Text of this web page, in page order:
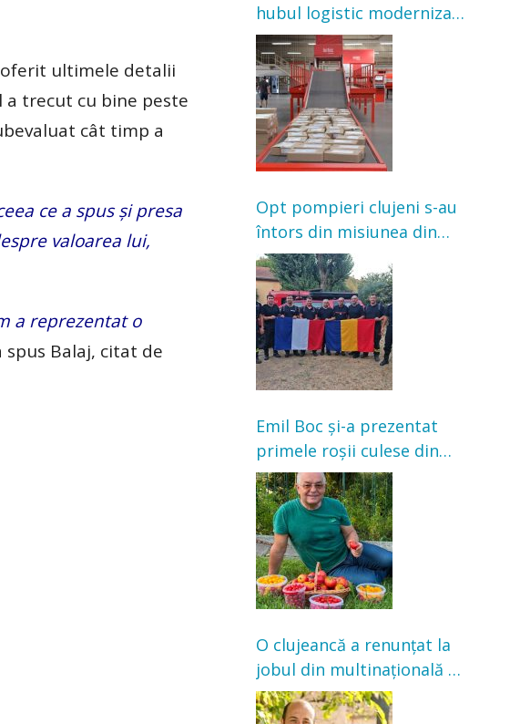
ultimele detalii
a trecut cu bine peste
cât timp a
ce a spus și presa
valoarea lui,
a reprezentat o
spus Balaj, citat de
hubul logistic modernizat
din Cluj-Napoca. Investiție
de 3 milioane de euro
Opt pompieri clujeni s-au
întors din misiunea din
Franța. Au intervenit la
incendii de vegetație și
pădure
Emil Boc și-a prezentat
primele roșii culese din
grădină: „Niciun magazin
nu poate oferi această
satisfacție”
O clujeancă a renunțat la
jobul din multinațională și
s-a mutat la țară. Acum
cultivă legume în grădina